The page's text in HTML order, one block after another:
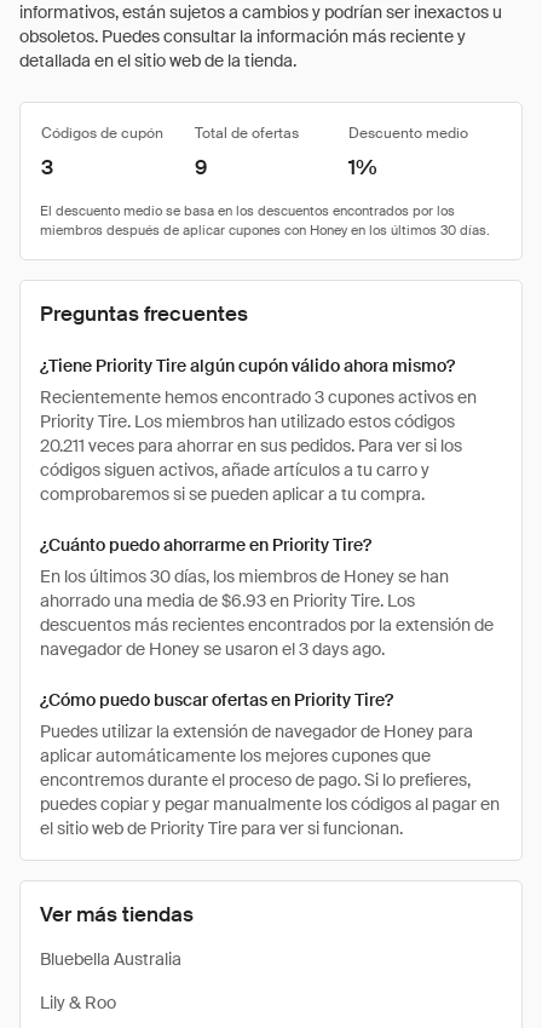
informativos, están sujetos a cambios y podrían ser inexactos u
obsoletos. Puedes consultar la información más reciente y
detallada en el sitio web de la tienda.
Ver más tiendas
Bluebella Australia
Lily & Roo
Códigos de cupón Total de ofertas Descuento medio
3 9 1%
Preguntas frecuentes
¿Tiene Priority Tire algún cupón válido ahora mismo?
Recientemente hemos encontrado 3 cupones activos en
Priority Tire. Los miembros han utilizado estos códigos
20.211 veces para ahorrar en sus pedidos. Para ver si los
códigos siguen activos, añade artículos a tu carro y
comprobaremos si se pueden aplicar a tu compra.
¿Cuánto puedo ahorrarme en Priority Tire?
En los últimos 30 días, los miembros de Honey se han
ahorrado una media de $6.93 en Priority Tire. Los
descuentos más recientes encontrados por la extensión de
navegador de Honey se usaron el 3 days ago.
¿Cómo puedo buscar ofertas en Priority Tire?
Puedes utilizar la extensión de navegador de Honey para
aplicar automáticamente los mejores cupones que
encontremos durante el proceso de pago. Si lo prefieres,
puedes copiar y pegar manualmente los códigos al pagar en
el sitio web de Priority Tire para ver si funcionan.